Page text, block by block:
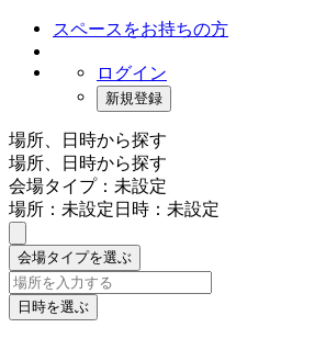
スペースをお持ちの方
ログイン
新規登録
場所、日時から探す
場所、日時から探す
会場タイプ：未設定
場所：未設定日時：未設定
会場タイプを選ぶ
日時を選ぶ